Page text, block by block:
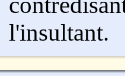
l'insultant.